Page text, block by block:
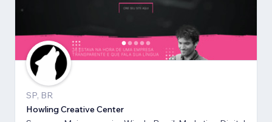
SP, BR
Howling Creative Center